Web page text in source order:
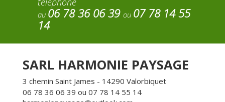
au 06 78 36 06 39 ou 07 78 14 55
14
SARL HARMONIE PAYSAGE
3 chemin Saint James - 14290 Valorbiquet
06 78 36 06 39 ou 07 78 14 55 14